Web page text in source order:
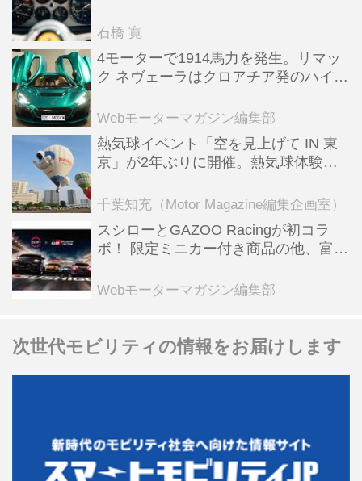
石橋 寛
4モーターで1914馬力を発生。リマッ
ク ネヴェーラはクロアチア発のハイパ
全版／115】
Webモーターマガジン編集部
熱気球イベント「空を見上げて IN 東
京」が2年ぶりに開催。熱気球体験搭
ンテンツも
千葉知充（Motor Magazine編集企画室）
スシローとGAZOO Racingが初コラ
ボ！ 限定ミニカー付き商品の他、富士
る抽選企画などを展開
Webモーターマガジン編集部
次世代モビリティの情報をお届けします